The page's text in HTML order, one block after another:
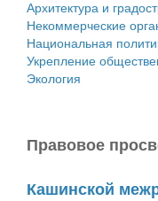
Архитектура и
Некоммерческие
Национальная
Укрепление
Экология
Правовое
Кашинской